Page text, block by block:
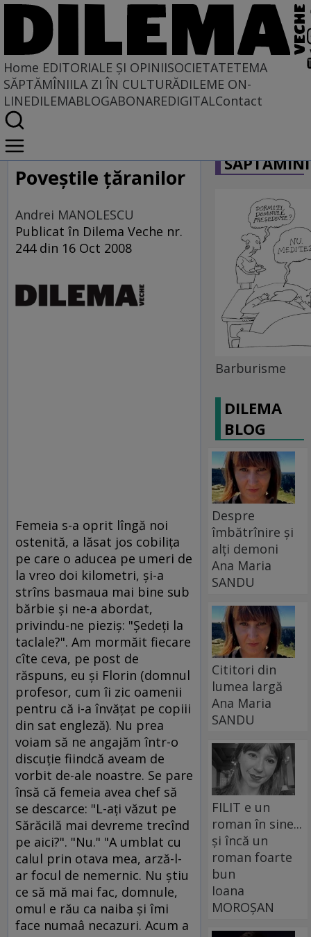
Home EDITORIALE ȘI OPINIISOCIETATETEMA
SĂPTĂMÎNIILA ZI ÎN CULTURĂDILEME ON-
LINEDILEMABLOGABONAREDIGITALContact
Home
EDITORIALE ȘI OPINII
TÎLC SHOW
Poveştile ţăranilor
Andrei MANOLESCU
Publicat în Dilema Veche nr.
244 din 16 Oct 2008
Femeia s-a oprit lîngă noi
ostenită, a lăsat jos cobiliţa
pe care o aducea pe umeri de
la vreo doi kilometri, şi-a
strîns basmaua mai bine sub
bărbie şi ne-a abordat,
privindu-ne pieziş: "Şedeţi la
taclale?". Am mormăit fiecare
cîte ceva, pe post de
răspuns, eu şi Florin (domnul
profesor, cum îi zic oamenii
pentru că i-a învăţat pe copiii
din sat engleză). Nu prea
voiam să ne angajăm într-o
discuţie fiindcă aveam de
vorbit de-ale noastre. Se pare
însă că femeia avea chef să
se descarce: "L-aţi văzut pe
Sărăcilă mai devreme trecînd
pe aici?". "Nu." "A umblat cu
calul prin otava mea, arză-l-
ar focul de nemernic. Nu ştiu
ce să mă mai fac, domnule,
omul e rău ca naiba şi îmi
face numaâ necazuri. Acum a
Barburisme
DILEMA
BLOG
Despre
îmbătrînire și
alți demoni
Ana Maria
SANDU
Cititori din
lumea largă
Ana Maria
SANDU
FILIT e un
roman în sine...
și încă un
roman foarte
bun
Ioana
MOROȘAN